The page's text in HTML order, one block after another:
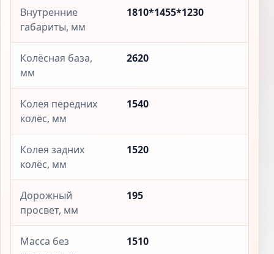
Внутренние
габариты, мм
1810*1455*1230
Колёсная база,
мм
2620
Колея передних
колёс, мм
1540
Колея задних
колёс, мм
1520
Дорожный
просвет, мм
195
Масса без
1510